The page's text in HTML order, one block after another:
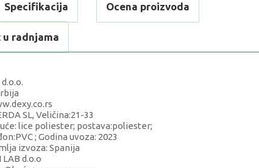
Specifikacija Ocena proizvoda
radnjama
SL, Veličina:21-33
lice poliester; postava:poliester;
; Godina uvoza: 2023
izvoza: Spanija
d.o.o